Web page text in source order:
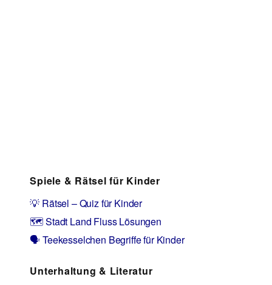
Spiele & Rätsel für Kinder
💡 Rätsel – Quiz für Kinder
🗺️ Stadt Land Fluss Lösungen
🗣️ Teekesselchen Begriffe für Kinder
Unterhaltung & Literatur